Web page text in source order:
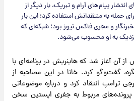
پیام‌های آرام و تبریک، بار دیگر از
حمله به منتقدانش استفاده کرد؛ این بار
و مجری فاکس نیوز بود؛ شبکه‌ای که
به او محسوب می‌شود.
از آن آغاز شد که هاینریش در برنامه‌ای با
گفت‌وگو کرد. خانا در این مصاحبه از
ترامپ انتقاد کرد و درباره موضوعاتی
پرونده‌های مربوط به جفری اپستین سخن